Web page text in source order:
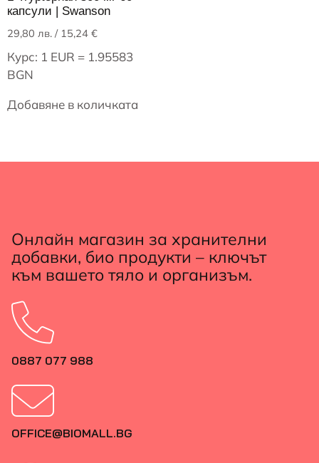
капсули | Swanson
29,80 лв. / 15,24 €
Курс: 1 EUR = 1.95583
BGN
Добавяне в количката
Онлайн магазин за хранителни
добавки, био продукти – ключът
към вашето тяло и организъм.
0887 077 988
OFFICE@BIOMALL.BG